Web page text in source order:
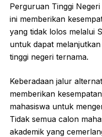
Perguruan Tinggi
ini memberikan
yang tidak lolos melalui
untuk dapat
tinggi negeri ternama.
Keberadaan jalur
memberikan
mahasiswa untuk
Tidak semua calon
akademik yang